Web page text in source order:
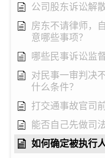
公司股东诉讼解
房东不请律师，
意哪些事项？
哪些民事诉讼监
对民事一审判决
什么条件？
打交通事故官司
能否自己先做司
如何确定被执行